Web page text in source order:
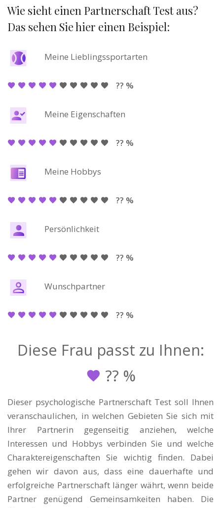
Wie sieht einen Partnerschaft Test aus?
Das sehen Sie hier einen Beispiel:
Meine Lieblingssportarten
?? %
Meine Eigenschaften
?? %
Meine Hobbys
?? %
Persönlichkeit
?? %
Wunschpartner
?? %
Diese Frau passt zu Ihnen:
?? %
Dieser psychologische Partnerschaft Test soll Ihnen
veranschaulichen, in welchen Gebieten Sie sich mit
Ihrer Partnerin gegenseitig anziehen, welche
Interessen und Hobbys verbinden Sie und welche
Charaktereigenschaften Sie wichtig finden. Dabei
gehen wir davon aus, dass eine dauerhafte und
erfolgreiche Partnerschaft länger währt, wenn beide
Partner genügend Gemeinsamkeiten haben. Die